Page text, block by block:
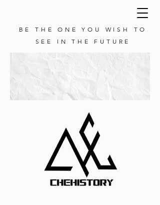
BE THE ONE YOU WISH TO
SEE IN THE FUTURE